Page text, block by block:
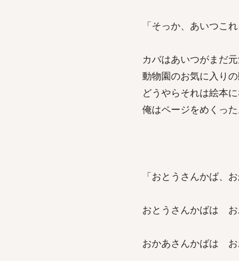
「そっか、あいつこ
カバはあいつがまだ
動物園のお気に入りの
どうやらそれは絵本
俺はページをめくっ
「おとうさんかば、
おとうさんかばは
おかあさんかばは